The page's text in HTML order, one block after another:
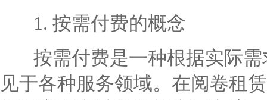
1. 按需付费的概念
按需付费是一种根据实际需
见于各种服务领域。在阅卷租